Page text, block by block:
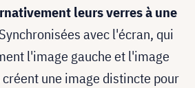
leursverres à une
avec l'écran, qui
l'image gauche et l'image
une image distincte pour